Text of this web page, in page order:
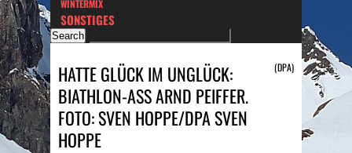
WINTERMIX
SONSTIGES
HATTE GLÜCK IM UNGLÜCK:
BIATHLON-ASS ARND PEIFFER.
FOTO: SVEN HOPPE/DPA SVEN
HOPPE
(DPA)